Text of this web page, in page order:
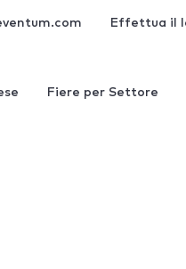
Effettua il
Fiere per Settore